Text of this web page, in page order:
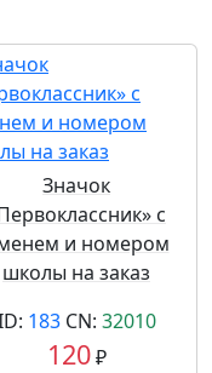
Значок
с
и номером
школы на заказ
183CN: 32010
120₽